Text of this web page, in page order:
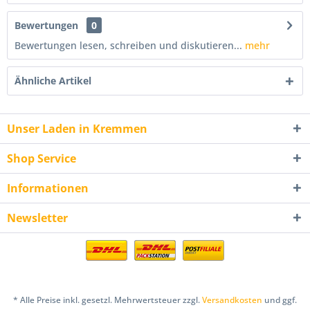
Bewertungen
0
Bewertungen lesen, schreiben und diskutieren... mehr
Ähnliche Artikel
Unser Laden in Kremmen
Shop Service
Informationen
Newsletter
* Alle Preise inkl. gesetzl. Mehrwertsteuer zzgl.Versandkosten und ggf.